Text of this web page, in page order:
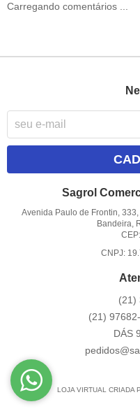
Carregando comentários ...
Sagrol
Avenida Paulo de Frontin,
Bandeira,
CNPJ:
(21)
(21)
DÁS
LOJA VIRTUAL CRIADA